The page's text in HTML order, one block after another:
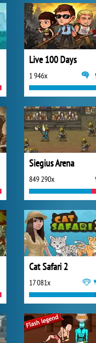
Live 100 Days
1 946x
Siegius Arena
849 290x
Cat Safari 2
17 081x